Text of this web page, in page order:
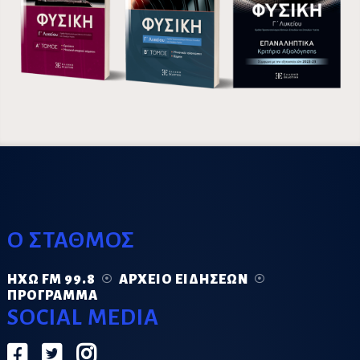
Ο ΣΤΑΘΜΟΣ
ΗΧΏ FM 99.8
ΑΡΧΕΊΟ ΕΙΔΉΣΕΩΝ
ΠΡΌΓΡΑΜΜΑ
SOCIAL MEDIA